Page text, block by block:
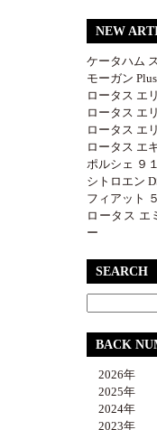
NEW
ケータハム
モーガン
ロータス エ
ロータス エ
ロータス エ
ロータス エ
ポルシェ ９
シトロエン
フィアット
ロータス
ー
SEARCH
BACK
2026年
2025年
2024年
2023年